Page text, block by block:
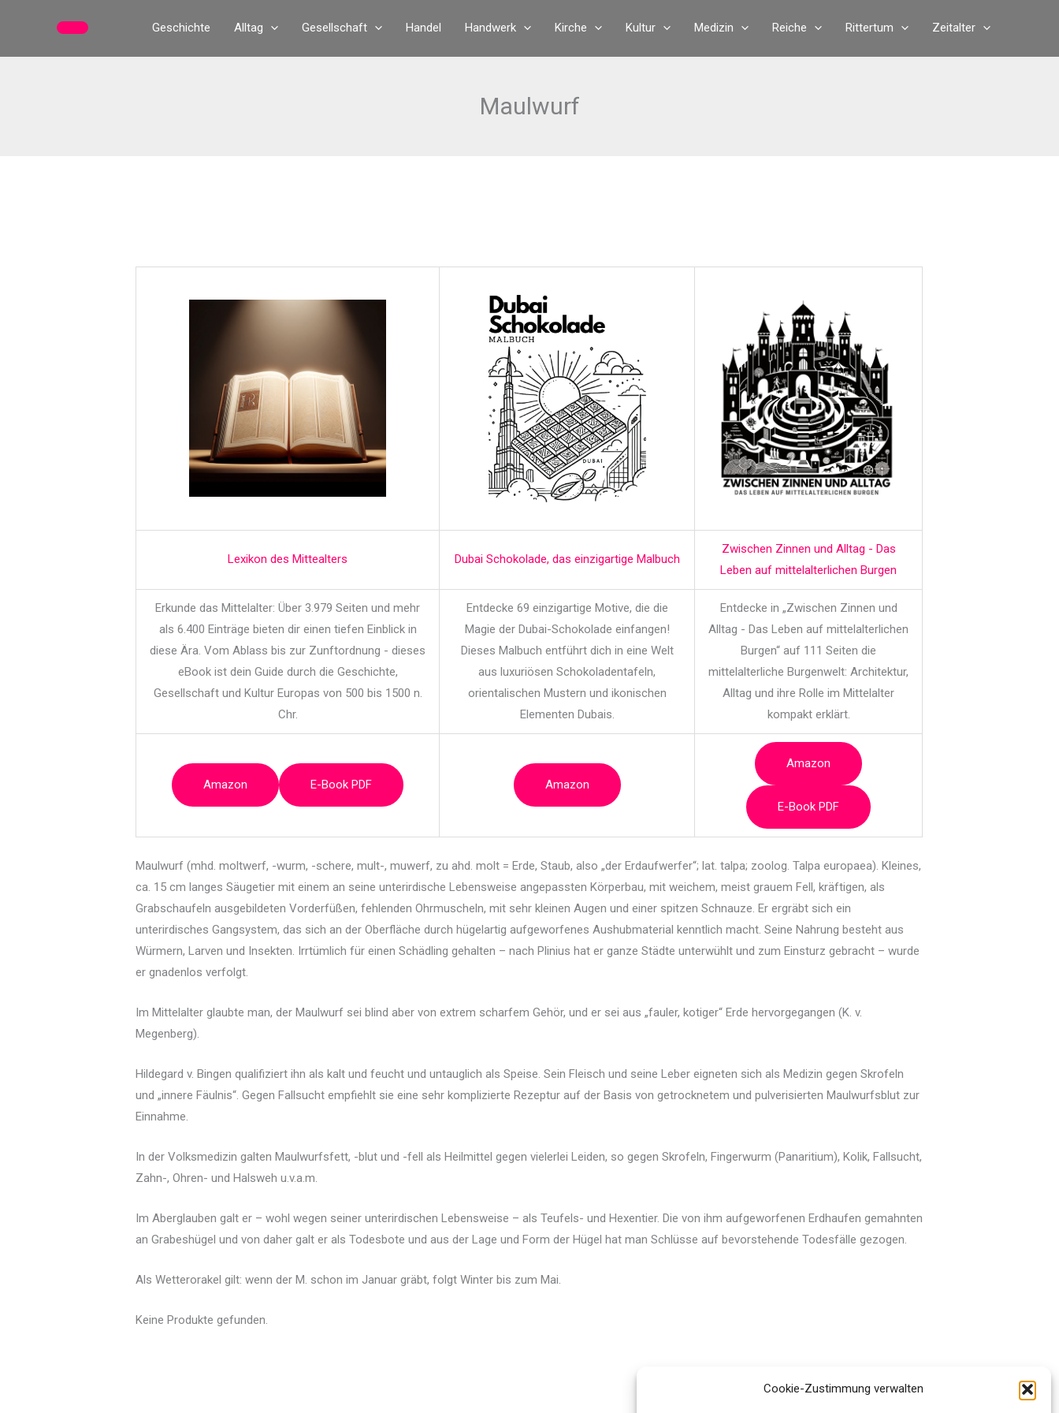
Cookie-Zustimmung verwalten
Geschichte Alltag Gesellschaft Handel Handwerk Kirche Kultur Medizin Reiche Rittertum Zeitalter
Maulwurf
Lexikon des Mittealters Dubai Schokolade, das einzigartige Malbuch
Zwischen Zinnen und Alltag - Das
Leben auf mittelalterlichen Burgen
Erkunde das Mittelalter: Über 3.979 Seiten und mehr
als 6.400 Einträge bieten dir einen tiefen Einblick in
diese Ära. Vom Ablass bis zur Zunftordnung - dieses
eBook ist dein Guide durch die Geschichte,
Gesellschaft und Kultur Europas von 500 bis 1500 n.
Chr.
Entdecke 69 einzigartige Motive, die die
Magie der Dubai-Schokolade einfangen!
Dieses Malbuch entführt dich in eine Welt
aus luxuriösen Schokoladentafeln,
orientalischen Mustern und ikonischen
Elementen Dubais.
Entdecke in „Zwischen Zinnen und
Alltag - Das Leben auf mittelalterlichen
Burgen“ auf 111 Seiten die
mittelalterliche Burgenwelt: Architektur,
Alltag und ihre Rolle im Mittelalter
kompakt erklärt.
Amazon E-Book PDF Amazon
Amazon
E-Book PDF
Maulwurf (mhd. moltwerf, -wurm, -schere, mult-, muwerf, zu ahd. molt = Erde, Staub, also„der Erdaufwerfer“; lat. talpa; zoolog. Talpa europaea). Kleines,
ca. 15 cm langes Säugetier mit einem an seine unterirdische Lebensweise angepassten Körperbau, mit weichem, meist grauem Fell, kräftigen, als
Grabschaufeln ausgebildeten Vorderfüßen, fehlenden Ohrmuscheln, mit sehr kleinen Augen und einer spitzen Schnauze. Er ergräbt sich ein
unterirdisches Gangsystem, das sich an der Oberfläche durch hügelartig aufgeworfenes Aushubmaterial kenntlich macht. Seine Nahrung besteht aus
Würmern, Larven und Insekten. Irrtümlich für einen Schädling gehalten – nach Plinius hat er ganze Städte unterwühlt und zum Einsturz gebracht – wurde
er gnadenlos verfolgt.
Im Mittelalter glaubte man, der Maulwurf sei blind aber von extrem scharfem Gehör, und er sei aus „fauler, kotiger“ Erde hervorgegangen (K. v.
Megenberg).
Hildegard v. Bingen qualifiziert ihn als kalt und feucht und untauglich als Speise. Sein Fleisch und seine Leber eigneten sich als Medizin gegen Skrofeln
und „innere Fäulnis“. Gegen Fallsucht empfiehlt sie eine sehr komplizierte Rezeptur auf der Basis von getrocknetem und pulverisierten Maulwurfsblut zur
Einnahme.
In der Volksmedizin galten Maulwurfsfett, -blut und -fell als Heilmittel gegen vielerlei Leiden, so gegen Skrofeln, Fingerwurm (Panaritium), Kolik, Fallsucht,
Zahn-, Ohren- und Halsweh u.v.a.m.
Im Aberglauben galt er – wohl wegen seiner unterirdischen Lebensweise – als Teufels- und Hexentier. Die von ihm aufgeworfenen Erdhaufen gemahnten
an Grabeshügel und von daher galt er als Todesbote und aus der Lage und Form der Hügel hat man Schlüsse auf bevorstehende Todesfälle gezogen.
Als Wetterorakel gilt: wenn der M. schon im Januar gräbt, folgt Winter bis zum Mai.
Keine Produkte gefunden.